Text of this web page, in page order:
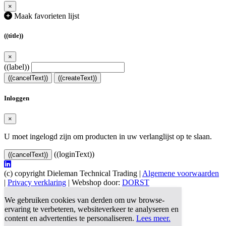
×
Maak favorieten lijst
((title))
×
((label))
((cancelText)) ((createText))
Inloggen
×
U moet ingelogd zijn om producten in uw verlanglijst op te slaan.
((cancelText)) ((loginText))
(c) copyright Dieleman Technical Trading | Algemene voorwaarden
| Privacy verklaring | Webshop door: DORST
We gebruiken cookies van derden om uw browse-
ervaring te verbeteren, websiteverkeer te analyseren en
content en advertenties te personaliseren. Lees meer.